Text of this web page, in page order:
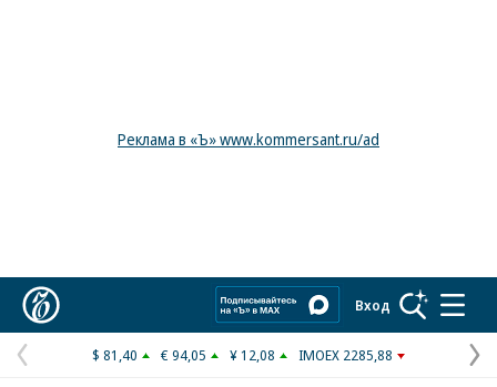
Реклама в «Ъ» www.kommersant.ru/ad
Вход
Предыдущая
$ 81,40 € 94,05 ¥ 12,08 IMOEX 2285,88